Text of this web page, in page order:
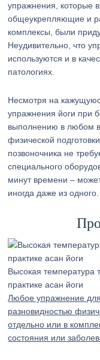
упражнения, которые
общеукрепляющие и
комплексы, были
Неудивительно, что
используются и в
патологиях.
Несмотря на
упражнения йоги при
выполнению в любом
физической
позвоночника не
специального
минут времени –
иногда даже из одного.
Высокая температура
практике асан йоги
Любое упражнение для
разновидностью
отдельно или в
состояния или